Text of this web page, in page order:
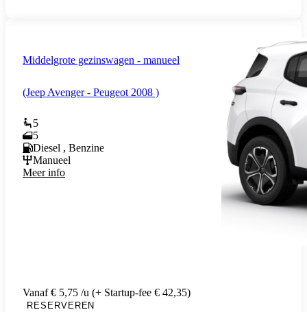
Middelgrote gezinswagen - manueel
(Jeep Avenger - Peugeot 2008 )
5
5
Diesel , Benzine
Manueel
Meer info
Vanaf € 5,75 /u (+ Startup-fee € 42,35)
RESERVEREN